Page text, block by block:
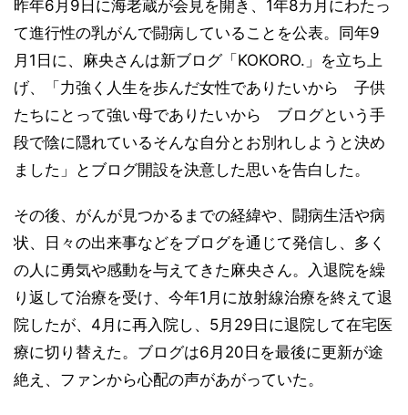
昨年6月9日に海老蔵が会見を開き、1年8カ月にわたっ
て進行性の乳がんで闘病していることを公表。同年9
月1日に、麻央さんは新ブログ「KOKORO.」を立ち上
げ、「力強く人生を歩んだ女性でありたいから 子供
たちにとって強い母でありたいから ブログという手
段で陰に隠れているそんな自分とお別れしようと決め
ました」とブログ開設を決意した思いを告白した。
その後、がんが見つかるまでの経緯や、闘病生活や病
状、日々の出来事などをブログを通じて発信し、多く
の人に勇気や感動を与えてきた麻央さん。入退院を繰
り返して治療を受け、今年1月に放射線治療を終えて退
院したが、4月に再入院し、5月29日に退院して在宅医
療に切り替えた。ブログは6月20日を最後に更新が途
絶え、ファンから心配の声があがっていた。